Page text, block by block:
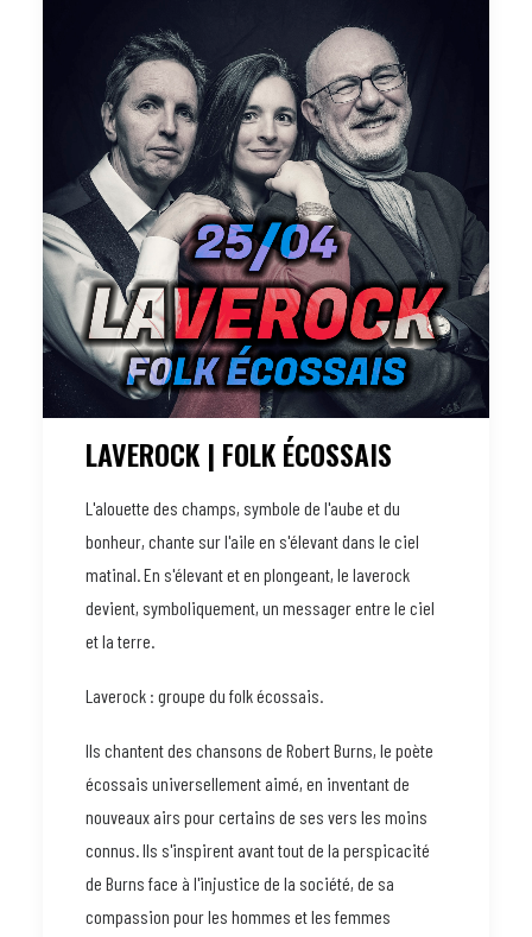
LAVEROCK | FOLK ÉCOSSAIS
L'alouette des champs, symbole de l'aube et du
bonheur, chante sur l'aile en s'élevant dans le ciel
matinal. En s'élevant et en plongeant, le laverock
devient, symboliquement, un messager entre le ciel
et la terre.
Laverock : groupe du folk écossais.
Ils chantent des chansons de Robert Burns, le poète
écossais universellement aimé, en inventant de
nouveaux airs pour certains de ses vers les moins
connus. Ils s'inspirent avant tout de la perspicacité
de Burns face à l'injustice de la société, de sa
compassion pour les hommes et les femmes